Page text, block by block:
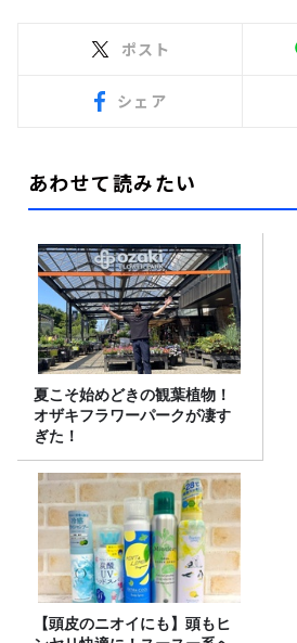
ポスト
シェア
あわせて読みたい
夏こそ始めどきの観葉植物！
オザキフラワーパークが凄す
ぎた！
【頭皮のニオイにも】頭もヒ